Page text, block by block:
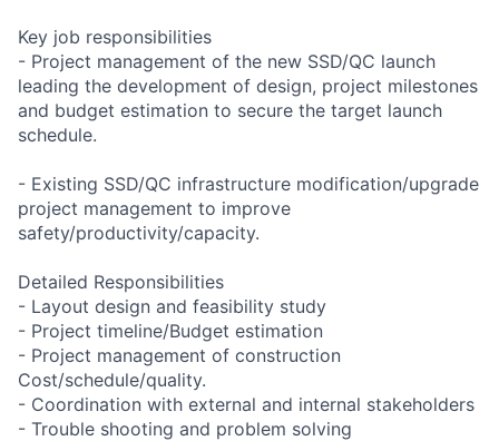
Key job responsibilities
- Project management of the new SSD/QC launch
leading the development of design, project milestones
and budget estimation to secure the target launch
schedule.
- Existing SSD/QC infrastructure modification/upgrade
project management to improve
safety/productivity/capacity.
Detailed Responsibilities
- Layout design and feasibility study
- Project timeline/Budget estimation
- Project management of construction
Cost/schedule/quality.
- Coordination with external and internal stakeholders
- Trouble shooting and problem solving